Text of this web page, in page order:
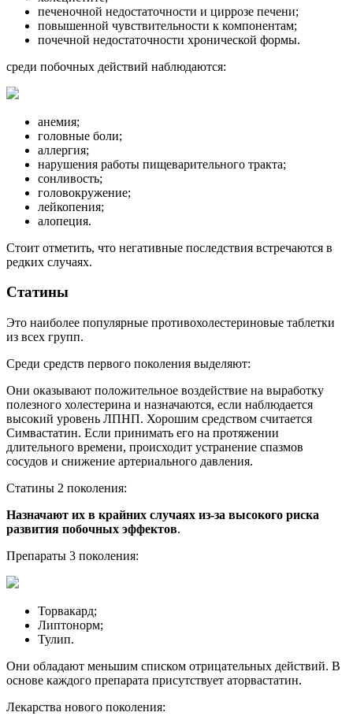
печеночной недостаточности и циррозе печени;
повышенной чувствительности к компонентам;
почечной недостаточности хронической формы.
среди побочных действий наблюдаются:
анемия;
головные боли;
аллергия;
нарушения работы пищеварительного тракта;
сонливость;
головокружение;
лейкопения;
алопеция.
Стоит отметить, что негативные последствия встречаются в
редких случаях.
Статины
Это наиболее популярные противохолестериновые таблетки
из всех групп.
Среди средств первого поколения выделяют:
Они оказывают положительное воздействие на выработку
полезного холестерина и назначаются, если наблюдается
высокий уровень ЛПНП. Хорошим средством считается
Симвастатин. Если принимать его на протяжении
длительного времени, происходит устранение спазмов
сосудов и снижение артериального давления.
Статины 2 поколения:
Назначают их в крайних случаях из-за высокого риска
развития побочных эффектов.
Препараты 3 поколения:
Торвакард;
Липтонорм;
Тулип.
Они обладают меньшим списком отрицательных действий. В
основе каждого препарата присутствует аторвастатин.
Лекарства нового поколения: